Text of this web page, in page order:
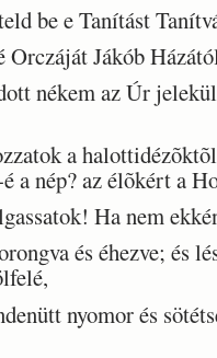
be e Tanítást
Jákób
nékem az Úr
a
a nép? az élõkért a
Ha nem
és éhezve; és
nyomor és